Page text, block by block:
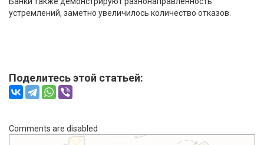
устремлений, заметно увеличилось количество отказов.
Поделитесь этой статьей:
Comments are disabled